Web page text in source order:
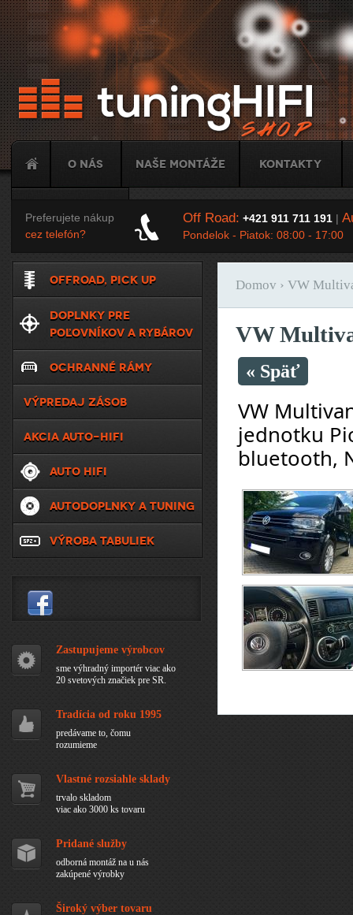
O nás Naše montáže Kontakty
Tuning
Preferujete nákup
cez telefón?
Off Road: +421 911 711 191|
Pondelok - Piatok: 08:00 - 17:00
Nachádzate sa
Domov › VW
VW
« Späť
VW
jednotku
bluetooth,
OFFROAD, PICK UP
DOPLNKY PRE
POĽOVNÍKOV A RYBÁROV
OCHRANNÉ RÁMY
VÝPREDAJ ZÁSOB
AKCIA AUTO-HIFI
AUTO HIFI
AUTODOPLNKY A TUNING
VÝROBA TABULIEK
Zastupujeme výrobcov
sme výhradný importér viac ako
20 svetových značiek pre SR.
Tradícia od roku 1995
predávame to, čomu
rozumieme
Vlastné rozsiahle sklady
trvalo skladom
viac ako 3000 ks tovaru
Pridané služby
odborná montáž na u nás
zakúpené výrobky
Široký výber tovaru